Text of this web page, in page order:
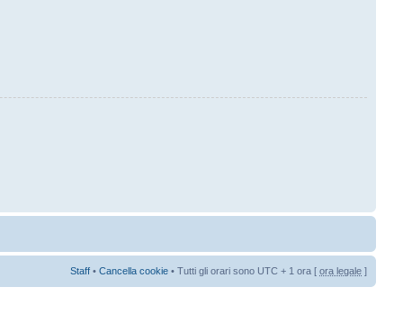
Staff • Cancella cookie • Tutti gli orari sono UTC + 1 ora [ ora legale ]